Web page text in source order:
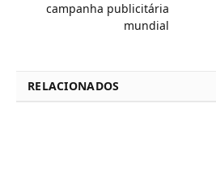
campanha publicitária
mundial
RELACIONADOS